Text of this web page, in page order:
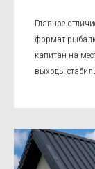
Главное
формат
капитан на
выходы